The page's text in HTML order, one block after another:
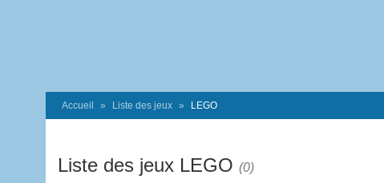
Accueil Liste des jeux LEGO
Liste des jeux LEGO (0)